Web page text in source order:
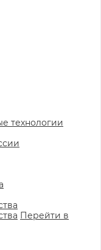
технологии
Перейти в